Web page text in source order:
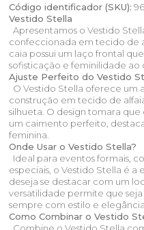
Código identificador (SKU):
Vestido Stella
Apresentamos o Vestido
confeccionada em tecido de
caia possui um laço frontal
sofisticação e feminilidade ao
Ajuste Perfeito do Vestido
O Vestido Stella oferece um
construção em tecido de
silhueta. O design tomara
um caimento perfeito,
feminina.
Onde Usar o Vestido Stella?
Ideal para eventos formais,
especiais, o Vestido Stella é
deseja se destacar com um
versatilidade permite que seja
sempre com estilo e elegância.
Como Combinar o Vestido